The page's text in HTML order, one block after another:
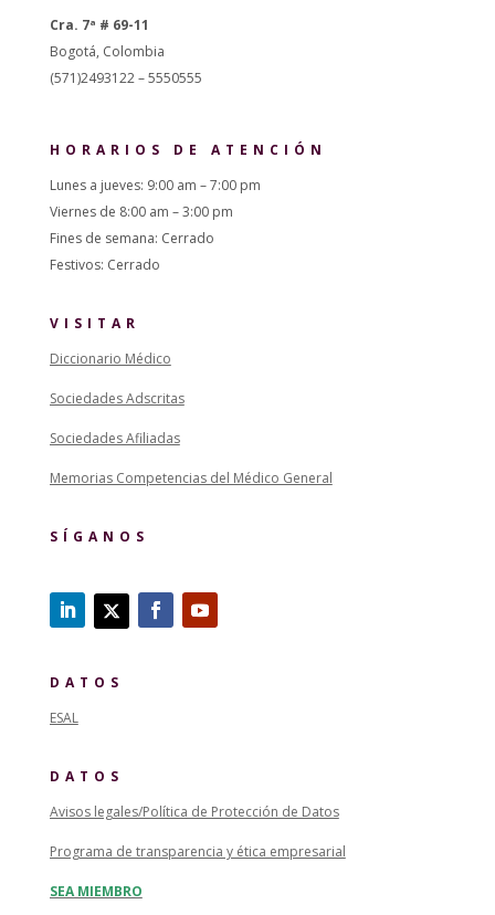
Cra. 7ª # 69-11
Bogotá, Colombia
(571)2493122 – 5550555
HORARIOS DE ATENCIÓN
Lunes a jueves: 9:00 am – 7:00 pm
Viernes de 8:00 am – 3:00 pm
Fines de semana: Cerrado
Festivos: Cerrado
VISITAR
Diccionario Médico
Sociedades Adscritas
Sociedades Afiliadas
Memorias Competencias del Médico General
SÍGANOS
DATOS
ESAL
DATOS
Avisos legales/Política de Protección de Datos
Programa de transparencia y ética empresarial
SEA MIEMBRO